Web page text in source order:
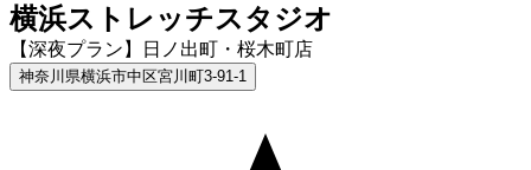
横浜ストレッチスタジオ
【深夜プラン】日ノ出町・桜木町店
神奈川県横浜市中区宮川町3-91-1